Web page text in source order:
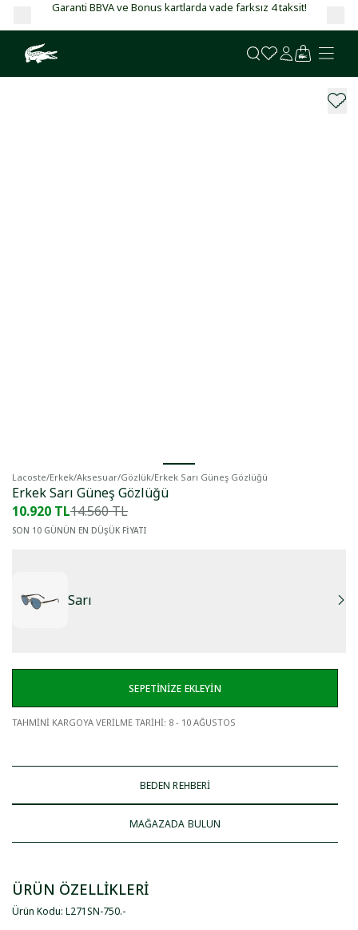
Garanti BBVA ve Bonus kartlarda vade farksız 4 taksit!
Lacoste/Erkek/Aksesuar/Gözlük/Erkek Sarı Güneş Gözlüğü
Erkek Sarı Güneş Gözlüğü
10.920 TL14.560 TL
SON 10 GÜNÜN EN DÜŞÜK FİYATI
Sarı
SEPETİNİZE EKLEYİN
TAHMİNİ KARGOYA VERİLME TARİHİ: 8 - 10 AĞUSTOS
BEDEN REHBERİ
MAĞAZADA BULUN
ÜRÜN ÖZELLİKLERİ
Ürün Kodu: L271SN-750.-